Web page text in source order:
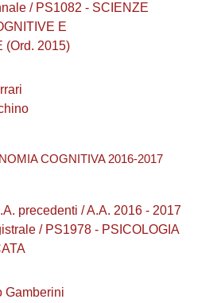
/ PS1082 - SCIENZE
E
(Ord. 2015)
COGNITIVA 2016-2017
precedenti / A.A. 2016 - 2017
/ PS1978 - PSICOLOGIA
Gamberini